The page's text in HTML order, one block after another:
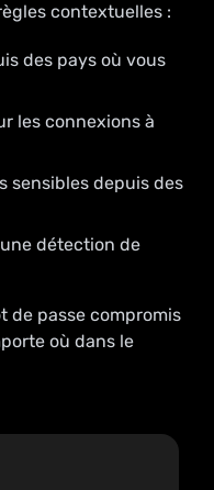
contextuelles :
des pays où vous
les connexions à
sensibles depuis des
détection de
de passe compromis
où dans le